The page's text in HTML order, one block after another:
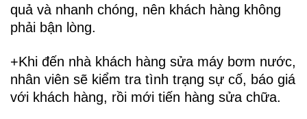
quả và nhanh chóng, nên khách hàng không
phải bận lòng.
+Khi đến nhà khách hàng sửa máy bơm nước,
nhân viên sẽ kiểm tra tình trạng sự cố, báo giá
với khách hàng, rồi mới tiến hàng sửa chữa.